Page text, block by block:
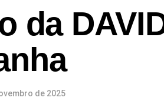
da
de 2025